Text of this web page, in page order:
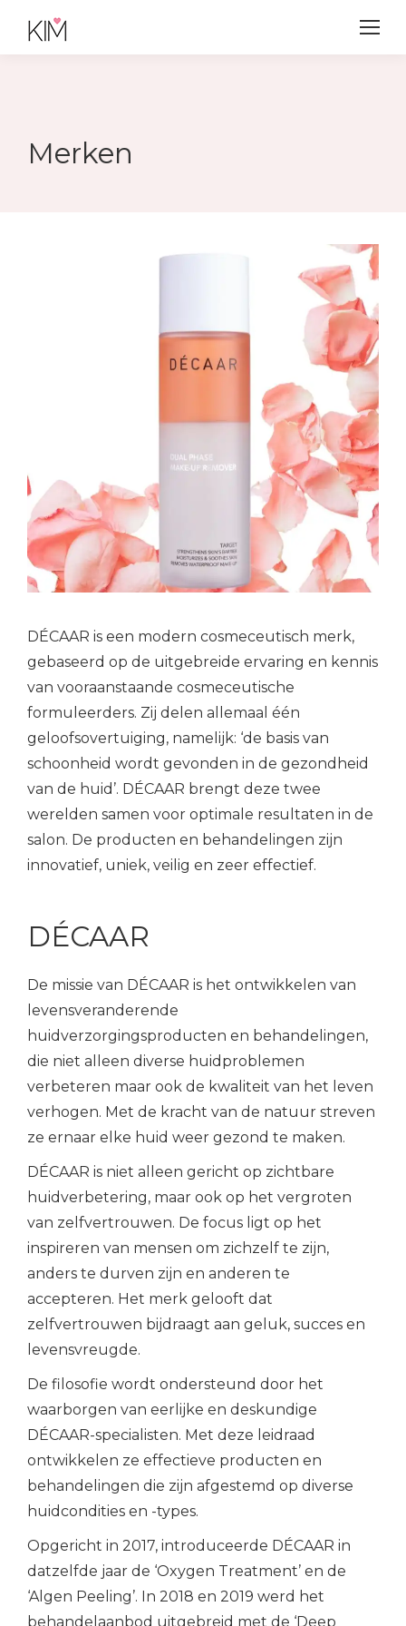
Merken
DÉCAAR is een modern cosmeceutisch merk,
gebaseerd op de uitgebreide ervaring en kennis
van vooraanstaande cosmeceutische
formuleerders. Zij delen allemaal één
geloofsovertuiging, namelijk: ‘de basis van
schoonheid wordt gevonden in de gezondheid
van de huid’. DÉCAAR brengt deze twee
werelden samen voor optimale resultaten in de
salon. De producten en behandelingen zijn
innovatief, uniek, veilig en zeer effectief.
DÉCAAR
De missie van DÉCAAR is het ontwikkelen van
levensveranderende
huidverzorgingsproducten en behandelingen,
die niet alleen diverse huidproblemen
verbeteren maar ook de kwaliteit van het leven
verhogen. Met de kracht van de natuur streven
ze ernaar elke huid weer gezond te maken.
DÉCAAR is niet alleen gericht op zichtbare
huidverbetering, maar ook op het vergroten
van zelfvertrouwen. De focus ligt op het
inspireren van mensen om zichzelf te zijn,
anders te durven zijn en anderen te
accepteren. Het merk gelooft dat
zelfvertrouwen bijdraagt aan geluk, succes en
levensvreugde.
De filosofie wordt ondersteund door het
waarborgen van eerlijke en deskundige
DÉCAAR-specialisten. Met deze leidraad
ontwikkelen ze effectieve producten en
behandelingen die zijn afgestemd op diverse
huidcondities en -types.
Opgericht in 2017, introduceerde DÉCAAR in
datzelfde jaar de ‘Oxygen Treatment’ en de
‘Algen Peeling’. In 2018 en 2019 werd het
behandelaanbod uitgebreid met de ‘Deep